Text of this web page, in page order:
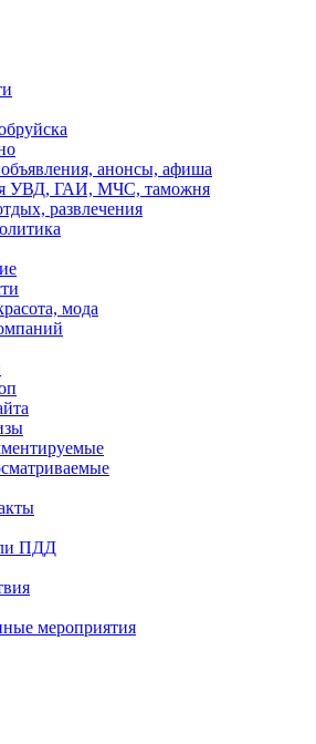
анонсы, афиша
УВД, ГАИ, МЧС, таможня
развлечения
мода
ПДД
мероприятия